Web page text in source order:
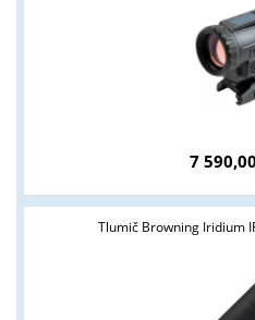
7
Tlumič Browning Iridium
Tyto stránky jsou určeny
podnikatelům v oblasti
ANO